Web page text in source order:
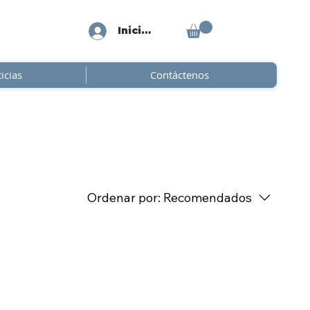
Iniciar sesión
Contáctenos
Ordenar por: Recomendados